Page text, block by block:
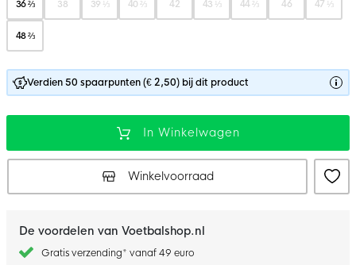
36 ⅔ 38 39 ⅓ 40 ⅔ 42 43 ⅓ 44 ⅔ 46 47 ⅓
48 ⅔
Verdien 50 spaarpunten (€ 2,50) bij dit product
In Winkelwagen
Winkelvoorraad
De voordelen van Voetbalshop.nl
Gratis verzending* vanaf 49 euro